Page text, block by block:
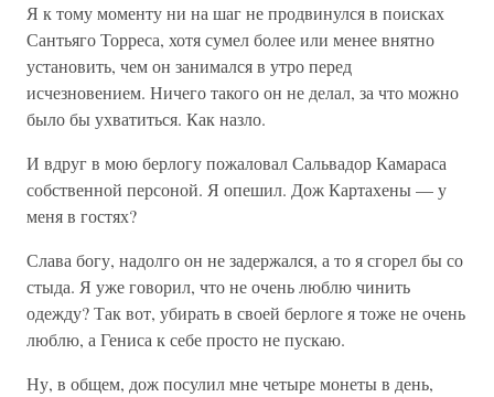
Я к тому моменту ни на шаг не продвинулся в поисках
Сантьяго Торреса, хотя сумел более или менее внятно
установить, чем он занимался в утро перед
исчезновением. Ничего такого он не делал, за что можно
было бы ухватиться. Как назло.
И вдруг в мою берлогу пожаловал Сальвадор Камараса
собственной персоной. Я опешил. Дож Картахены — у
меня в гостях?
Слава богу, надолго он не задержался, а то я сгорел бы со
стыда. Я уже говорил, что не очень люблю чинить
одежду? Так вот, убирать в своей берлоге я тоже не очень
люблю, а Гениса к себе просто не пускаю.
Ну, в общем, дож посулил мне четыре монеты в день,